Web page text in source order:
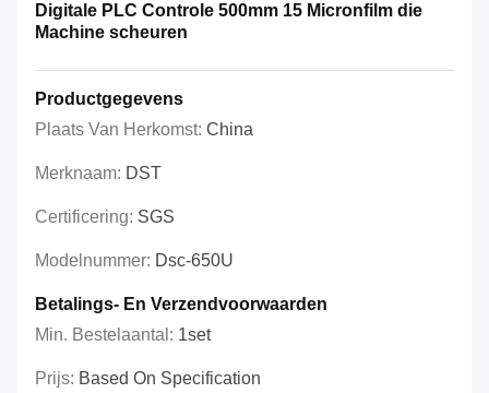
Digitale PLC Controle 500mm 15 Micronfilm die
Machine scheuren
Productgegevens
Plaats Van Herkomst: China
Merknaam: DST
Certificering: SGS
Modelnummer: Dsc-650U
Betalings- En Verzendvoorwaarden
Min. Bestelaantal: 1set
Prijs: Based On Specification